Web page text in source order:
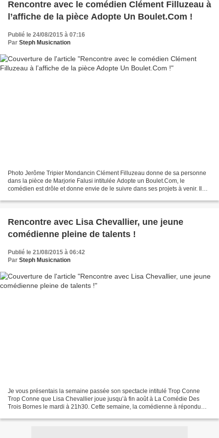
Rencontre avec le comédien Clément Filluzeau à
l’affiche de la pièce Adopte Un Boulet.Com !
Publié le 24/08/2015 à 07:16
Par Steph Musicnation
Photo Jerôme Tripier Mondancin Clément Filluzeau donne de sa personne
dans la pièce de Marjorie Falusi intitulée Adopte un Boulet.Com, le
comédien est drôle et donne envie de le suivre dans ses projets à venir. Il
Rencontre avec Lisa Chevallier, une jeune
comédienne pleine de talents !
Publié le 21/08/2015 à 06:42
Par Steph Musicnation
Je vous présentais la semaine passée son spectacle intitulé Trop Conne
Trop Conne que Lisa Chevallier joue jusqu’à fin août à La Comédie Des
Trois Bornes le mardi à 21h30. Cette semaine, la comédienne à répondu